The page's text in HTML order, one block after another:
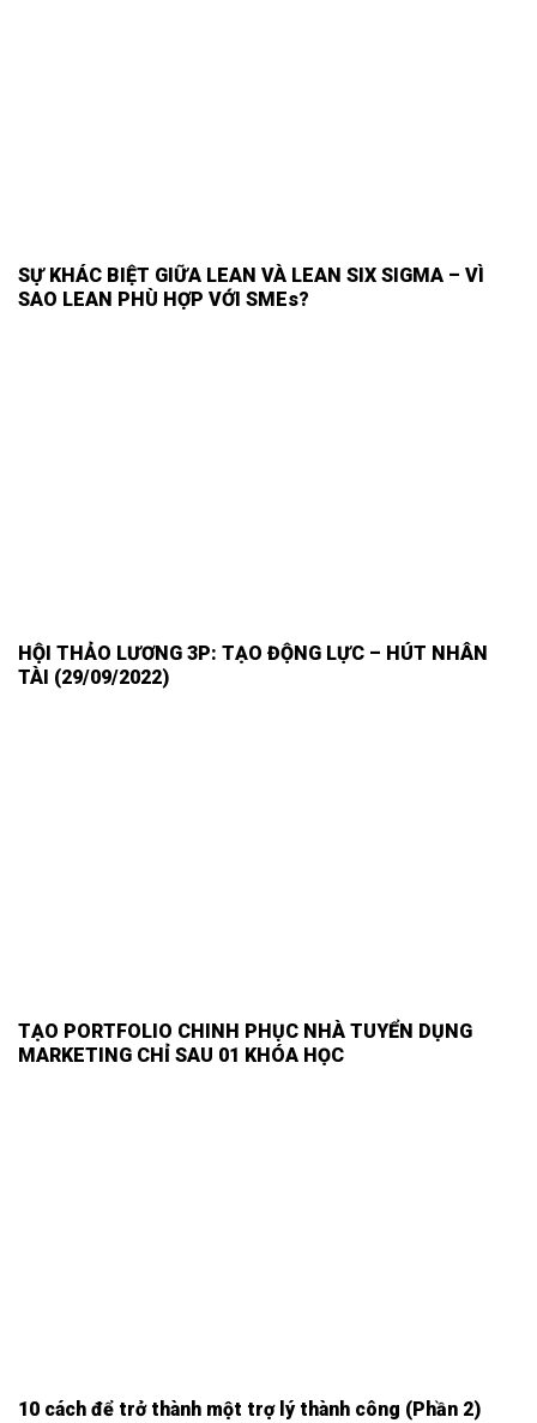
SỰ KHÁC BIỆT GIỮA LEAN VÀ LEAN SIX SIGMA – VÌ
SAO LEAN PHÙ HỢP VỚI SMEs?
HỘI THẢO LƯƠNG 3P: TẠO ĐỘNG LỰC – HÚT NHÂN
TÀI (29/09/2022)
TẠO PORTFOLIO CHINH PHỤC NHÀ TUYỂN DỤNG
MARKETING CHỈ SAU 01 KHÓA HỌC
10 cách để trở thành một trợ lý thành công (Phần 2)